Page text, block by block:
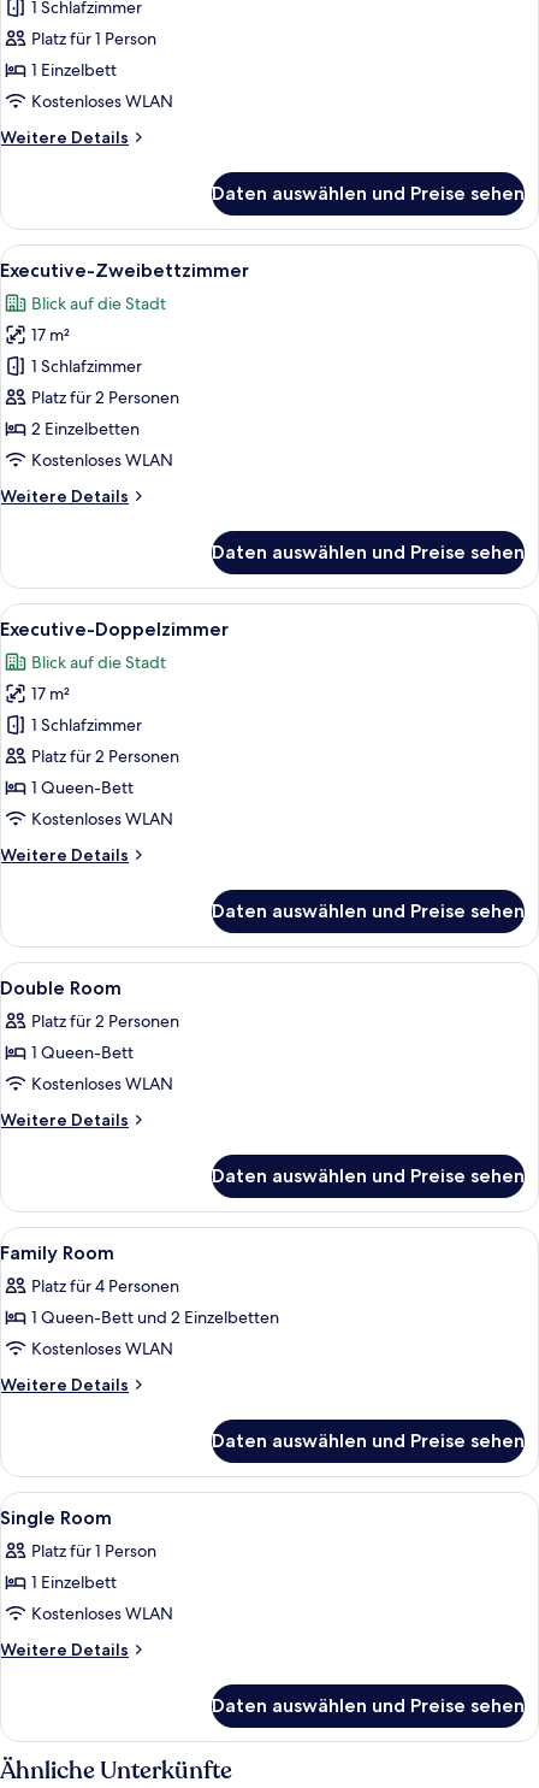
Einzelzimmer
anzeigen
1 Schlafzimmer
Platz für 1 Person
1 Einzelbett
Kostenloses WLAN
Weitere Details
Weitere
Einzelzimmer
Daten auswählen und Preise sehen
Alle
Fotos
für
Executive-
Zweibettzimmer
anzeigen
Ein modernes Hotelzimmer mit
5
Executive-Zweibettzimmer
Blick auf die Stadt
17 m²
1 Schlafzimmer
Platz für 2 Personen
2 Einzelbetten
Kostenloses WLAN
Weitere Details
Weitere
Zweibettzimmer
Daten auswählen und Preise sehen
Alle
Fotos
für
Executive-
Doppelzimmer
anzeigen
Ein modernes Hotelzimmer mit
4
Executive-Doppelzimmer
Blick auf die Stadt
17 m²
1 Schlafzimmer
Platz für 2 Personen
1 Queen-Bett
Kostenloses WLAN
Weitere Details
Weitere
Doppelzimmer
Daten auswählen und Preise sehen
Alle
Fotos
für
Double
Room
anzeigen
Ein modernes Hotelzimmer mit
4
Double Room
Platz für 2 Personen
1 Queen-Bett
Kostenloses WLAN
Weitere Details
Weitere
Room
Daten auswählen und Preise sehen
Alle
Fotos
für
Family
Room
anzeigen
Ein Hotelzimmer mit zwei Betten,
3
Family Room
Platz für 4 Personen
1 Queen-Bett und 2 Einzelbetten
Kostenloses WLAN
Weitere Details
Weitere
Room
Daten auswählen und Preise sehen
Alle
Fotos
für
Single
Room
anzeigen
Ein modernes Hotelzimmer mit
4
Single Room
Platz für 1 Person
1 Einzelbett
Kostenloses WLAN
Weitere Details
Weitere
Room
Daten auswählen und Preise sehen
Ähnliche Unterkünfte